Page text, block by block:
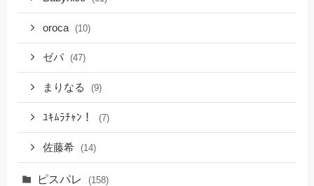
oroca (10)
ゼパ (47)
まりなる (9)
ﾕｷﾑﾗﾁｬﾝ！ (7)
佐藤希 (14)
ピスパレ (158)